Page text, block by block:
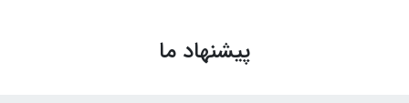
پیشنهاد ما